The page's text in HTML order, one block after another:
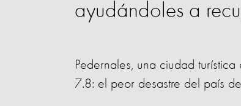
ayudándoles a
Pedernales, una ciudad
7.8: el peor desastre del país